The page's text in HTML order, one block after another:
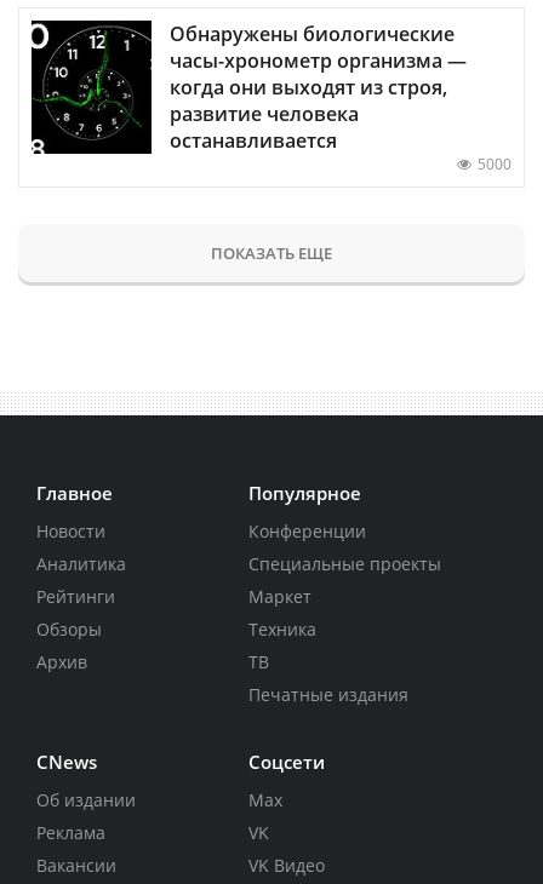
Обнаружены биологические
часы-хронометр организма —
когда они выходят из строя,
развитие человека
останавливается
5000
ПОКАЗАТЬ ЕЩЕ
Главное
Новости
Аналитика
Рейтинги
Обзоры
Архив
Популярное
Конференции
Специальные проекты
Маркет
Техника
ТВ
Печатные издания
CNews
Об издании
Реклама
Вакансии
Соцсети
Max
VK
VK Видео